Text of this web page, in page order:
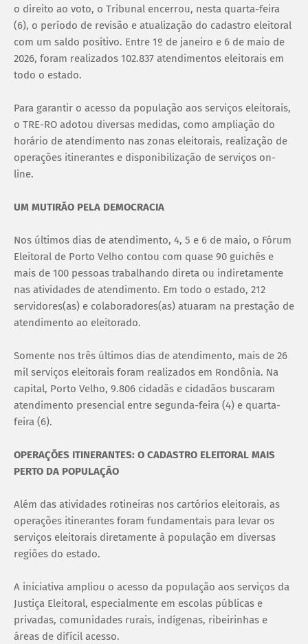
o direito ao voto, o Tribunal encerrou, nesta quarta-feira
(6), o período de revisão e atualização do cadastro eleitoral
com um saldo positivo. Entre 1º de janeiro e 6 de maio de
2026, foram realizados 102.837 atendimentos eleitorais em
todo o estado.
Para garantir o acesso da população aos serviços eleitorais,
o TRE-RO adotou diversas medidas, como ampliação do
horário de atendimento nas zonas eleitorais, realização de
operações itinerantes e disponibilização de serviços on-
line.
UM MUTIRÃO PELA DEMOCRACIA
Nos últimos dias de atendimento, 4, 5 e 6 de maio, o Fórum
Eleitoral de Porto Velho contou com quase 90 guichês e
mais de 100 pessoas trabalhando direta ou indiretamente
nas atividades de atendimento. Em todo o estado, 212
servidores(as) e colaboradores(as) atuaram na prestação de
atendimento ao eleitorado.
Somente nos três últimos dias de atendimento, mais de 26
mil serviços eleitorais foram realizados em Rondônia. Na
capital, Porto Velho, 9.806 cidadãs e cidadãos buscaram
atendimento presencial entre segunda-feira (4) e quarta-
feira (6).
OPERAÇÕES ITINERANTES: O CADASTRO ELEITORAL MAIS
PERTO DA POPULAÇÃO
Além das atividades rotineiras nos cartórios eleitorais, as
operações itinerantes foram fundamentais para levar os
serviços eleitorais diretamente à população em diversas
regiões do estado.
A iniciativa ampliou o acesso da população aos serviços da
Justiça Eleitoral, especialmente em escolas públicas e
privadas, comunidades rurais, indígenas, ribeirinhas e
áreas de difícil acesso.